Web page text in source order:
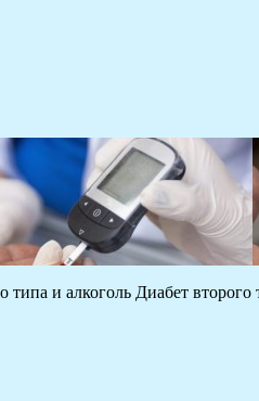
типа и алкоголь Диабет